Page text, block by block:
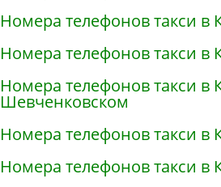
Номера телефонов такси в
Номера телефонов такси в
Номера телефонов такси в
Шевченковском
Номера телефонов такси в
Номера телефонов такси в